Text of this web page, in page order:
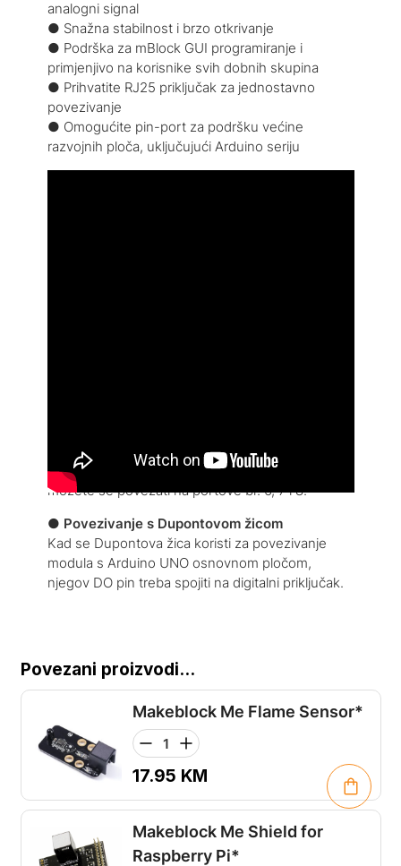
analogni signal
● Snažna stabilnost i brzo otkrivanje
● Podrška za mBlock GUI programiranje i
primjenjivo na korisnike svih dobnih skupina
● Prihvatite RJ25 priključak za jednostavno
povezivanje
● Omogućite pin-port za podršku većine
razvojnih ploča, uključujući Arduino seriju
om na Makeblock Orionu kad koristite RJ25
priključak. Uzimajući Makeblock Orion kao primjer,
možete se povezati na portove br. 6, 7 i 8.
● Povezivanje s Dupontovom žicom
Kad se Dupontova žica koristi za povezivanje
modula s Arduino UNO osnovnom pločom,
njegov DO pin treba spojiti na digitalni priključak.
Povezani proizvodi...
Makeblock Me Flame Sensor*
17.95 KM
Makeblock Me Shield for
Raspberry Pi*